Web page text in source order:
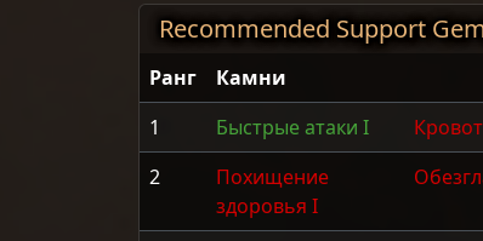
Recommended Support
Ранг
Камни
1
Быстрые атаки I
2
Похищение
здоровья I